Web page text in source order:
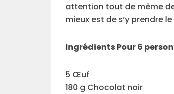
attention tout de même
mieux est de s’y prendre
Ingrédients Pour 6
5 Œuf
180 g Chocolat noir